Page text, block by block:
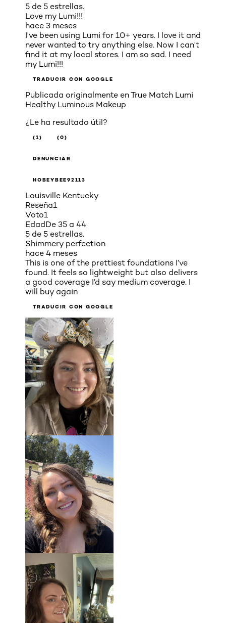
5 de 5 estrellas.
Love my Lumi!!!
hace 3 meses
I've been using Lumi for 10+ years. I love it and
never wanted to try anything else. Now I can't
find it at my local stores. I am so sad. I need
my Lumi!!!
TRADUCIR CON GOOGLE
Publicada originalmente enTrue Match Lumi
Healthy Luminous Makeup
¿Le ha resultado útil?
(1) (0)
DENUNCIAR
HOBEYBEE92113
Louisville Kentucky
Reseña1
Voto1
EdadDe 35 a 44
5 de 5 estrellas.
Shimmery perfection
hace 4 meses
This is one of the prettiest foundations I’ve
found. It feels so lightweight but also delivers
a good coverage I’d say medium coverage. I
will buy again
TRADUCIR CON GOOGLE